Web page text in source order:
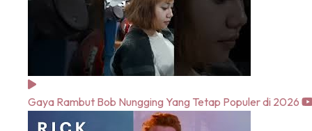
Gaya Rambut Bob Nungging Yang Tetap Populer di 2026